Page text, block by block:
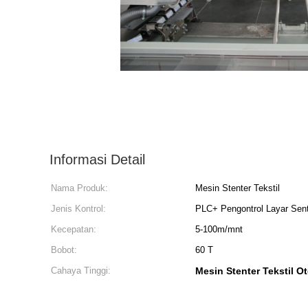
Informasi Detail
Nama Produk:
Mesin Stenter Tekstil
Jenis Kontrol:
PLC+ Pengontrol Layar
Kecepatan:
5-100m/mnt
Bobot:
60 T
Cahaya Tinggi:
Mesin Stenter Tekstil